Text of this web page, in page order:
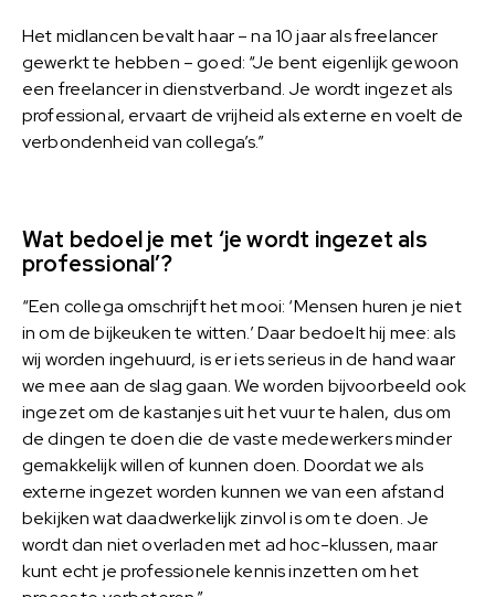
Het midlancen bevalt haar – na 10 jaar als freelancer
gewerkt te hebben – goed: “Je bent eigenlijk gewoon
een freelancer in dienstverband. Je wordt ingezet als
professional, ervaart de vrijheid als externe en voelt de
verbondenheid van collega’s.”
Wat bedoel je met ‘je wordt ingezet als
professional’?
“Een collega omschrijft het mooi: ‘Mensen huren je niet
in om de bijkeuken te witten.’ Daar bedoelt hij mee: als
wij worden ingehuurd, is er iets serieus in de hand waar
we mee aan de slag gaan. We worden bijvoorbeeld ook
ingezet om de kastanjes uit het vuur te halen, dus om
de dingen te doen die de vaste medewerkers minder
gemakkelijk willen of kunnen doen. Doordat we als
externe ingezet worden kunnen we van een afstand
bekijken wat daadwerkelijk zinvol is om te doen. Je
wordt dan niet overladen met ad hoc-klussen, maar
kunt echt je professionele kennis inzetten om het